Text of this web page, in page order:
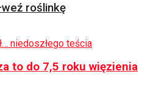
roślinkę
to do 7,5 roku więzienia